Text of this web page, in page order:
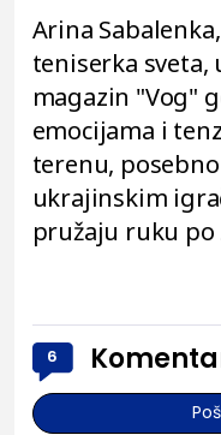
Arina
teniserka
magazin "Vog"
emocijama i
terenu,
ukrajinskim
pružaju ruku po
6